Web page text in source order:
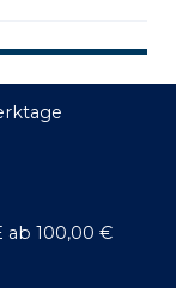
ab 100,00 €